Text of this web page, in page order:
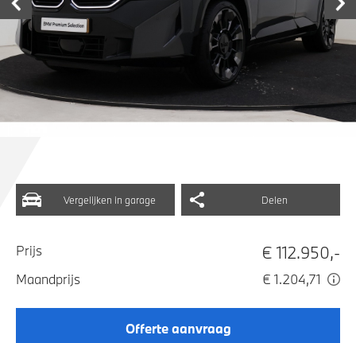
Vergelijken in garage Delen
Prijs € 112.950,-
Maandprijs € 1.204,71
Offerte aanvraag